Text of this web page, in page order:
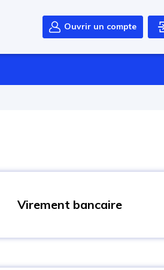
Ouvrir un compte
Virement bancaire
courtier NSBroker. Avant de